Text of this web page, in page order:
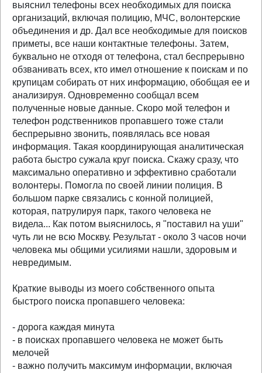
выяснил телефоны всех необходимых для поиска
организаций, включая полицию, МЧС, волонтерские
объединения и др. Дал все необходимые для поисков
приметы, все наши контактные телефоны. Затем,
буквально не отходя от телефона, стал беспрерывно
обзванивать всех, кто имел отношение к поискам и по
крупицам собирать от них информацию, обобщая ее и
анализируя. Одновременно сообщал всем
полученные новые данные. Скоро мой телефон и
телефон родственников пропавшего тоже стали
беспрерывно звонить, появлялась все новая
информация. Такая координирующая аналитическая
работа быстро сужала круг поиска. Скажу сразу, что
максимально оперативно и эффективно сработали
волонтеры. Помогла по своей линии полиция. В
большом парке связались с конной полицией,
которая, патрулируя парк, такого человека не
видела... Как потом выяснилось, я "поставил на уши"
чуть ли не всю Москву. Результат - около 3 часов ночи
человека мы общими усилиями нашли, здоровым и
невредимым.
Краткие выводы из моего собственного опыта
быстрого поиска пропавшего человека:
- дорога каждая минута
- в поисках пропавшего человека не может быть
мелочей
- важно получить максимум информации, включая